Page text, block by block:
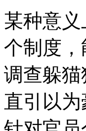
某种意
个制度
调查躲
直引以